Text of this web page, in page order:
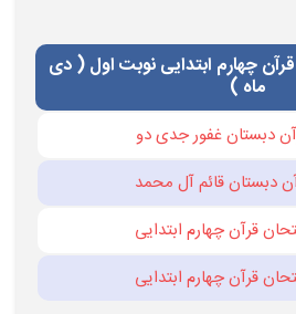
چهارم ابتدایی نوبت اول ( دی
ماه )
دبستان غفور جدی دو
دبستان قائم آل محمد
قرآن چهارم ابتدایی
قرآن چهارم ابتدایی